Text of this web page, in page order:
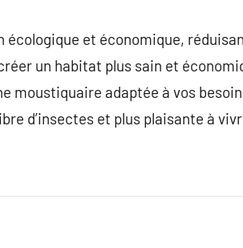
et économique,
un habitat plus sain et
moustiquaire adaptée à vos
d’insectes et plus plaisante à